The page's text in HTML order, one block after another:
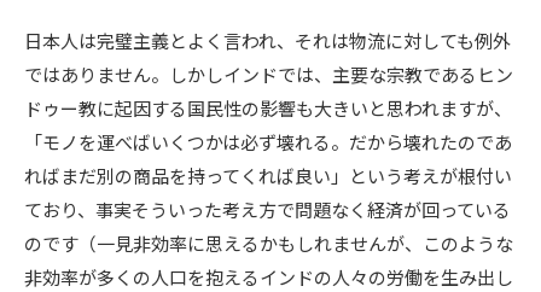
日本人は完璧主義とよく言われ、それは物流に対しても例外
ではありません。しかしインドでは、主要な宗教であるヒン
ドゥー教に起因する国民性の影響も大きいと思われますが、
「モノを運べばいくつかは必ず壊れる。だから壊れたのであ
ればまだ別の商品を持ってくれば良い」という考えが根付い
ており、事実そういった考え方で問題なく経済が回っている
のです（一見非効率に思えるかもしれませんが、このような
非効率が多くの人口を抱えるインドの人々の労働を生み出し